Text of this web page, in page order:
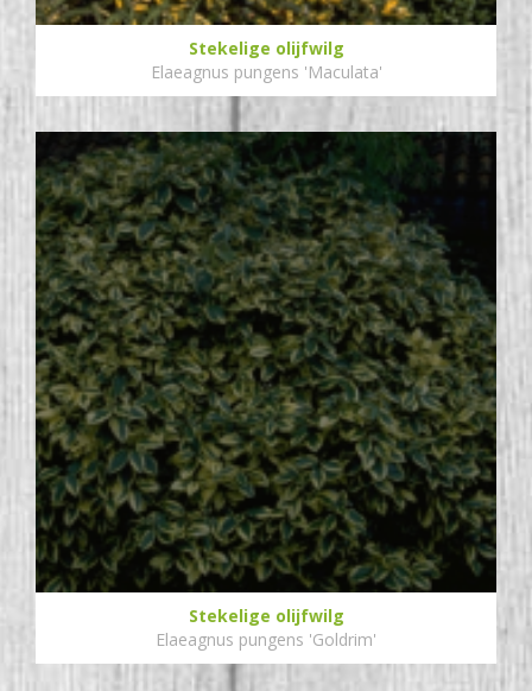
Stekelige olijfwilg
Elaeagnus pungens 'Maculata'
Stekelige olijfwilg
Elaeagnus pungens 'Goldrim'